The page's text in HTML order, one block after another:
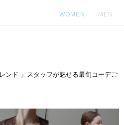
WOMEN MEN
ンド 」スタッフが魅せる最旬コーデご